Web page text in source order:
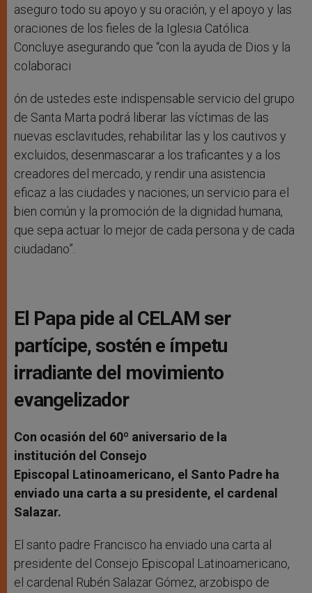
aseguro todo su apoyo y su oración, y el apoyo y las
oraciones de los fieles de la Iglesia Católica.
Concluye asegurando que “con la ayuda de Dios y la
colaboraci
ón de ustedes este indispensable servicio del grupo
de Santa Marta podrá liberar las víctimas de las
nuevas esclavitudes, rehabilitar las y los cautivos y
excluidos, desenmascarar a los traficantes y a los
creadores del mercado, y rendir una asistencia
eficaz a las ciudades y naciones; un servicio para el
bien común y la promoción de la dignidad humana,
que sepa actuar lo mejor de cada persona y de cada
ciudadano”.
El Papa pide al CELAM ser
partícipe, sostén e ímpetu
irradiante del movimiento
evangelizador
Con ocasión del 60º aniversario de la
institución del Consejo
Episcopal Latinoamericano, el Santo Padre ha
enviado una carta a su presidente, el cardenal
Salazar.
El santo padre Francisco ha enviado una carta al
presidente del Consejo Episcopal Latinoamericano,
el cardenal Rubén Salazar Gómez, arzobispo de